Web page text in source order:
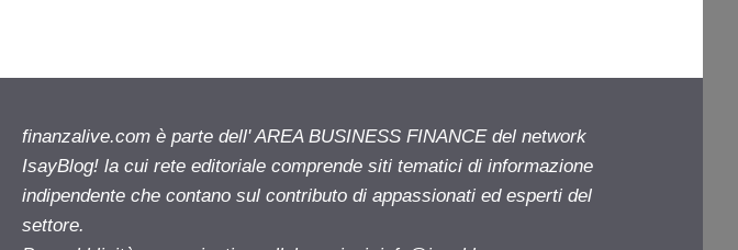
finanzalive.com è parte dell' AREA BUSINESS FINANCE del network
IsayBlog! la cui rete editoriale comprende siti tematici di informazione
indipendente che contano sul contributo di appassionati ed esperti del
settore.